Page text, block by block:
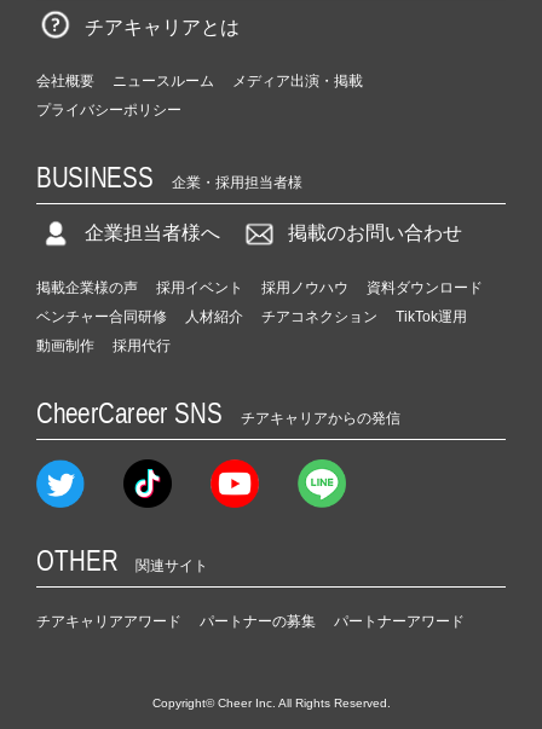
チアキャリアとは
会社概要 ニュースルーム
メディア出演・掲載
プライバシーポリシー
BUSINESS 企業・採用担当者様
企業担当者様へ 掲載のお問い合わせ
掲載企業様の声 採用イベント 採用ノウハウ
資料ダウンロード
ベンチャー合同研修
人材紹介 チアコネクション
TikTok運用
動画制作
採用代行
CheerCareer SNS チアキャリアからの発信
OTHER 関連サイト
チアキャリアアワード パートナーの募集 パートナーアワード
Copyright© Cheer Inc. All Rights Reserved.